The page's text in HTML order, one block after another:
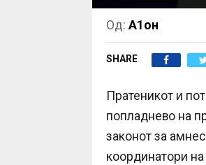
Од: А1он
SHARE
Пратеникот и
попладнево на
законот за
координатори на